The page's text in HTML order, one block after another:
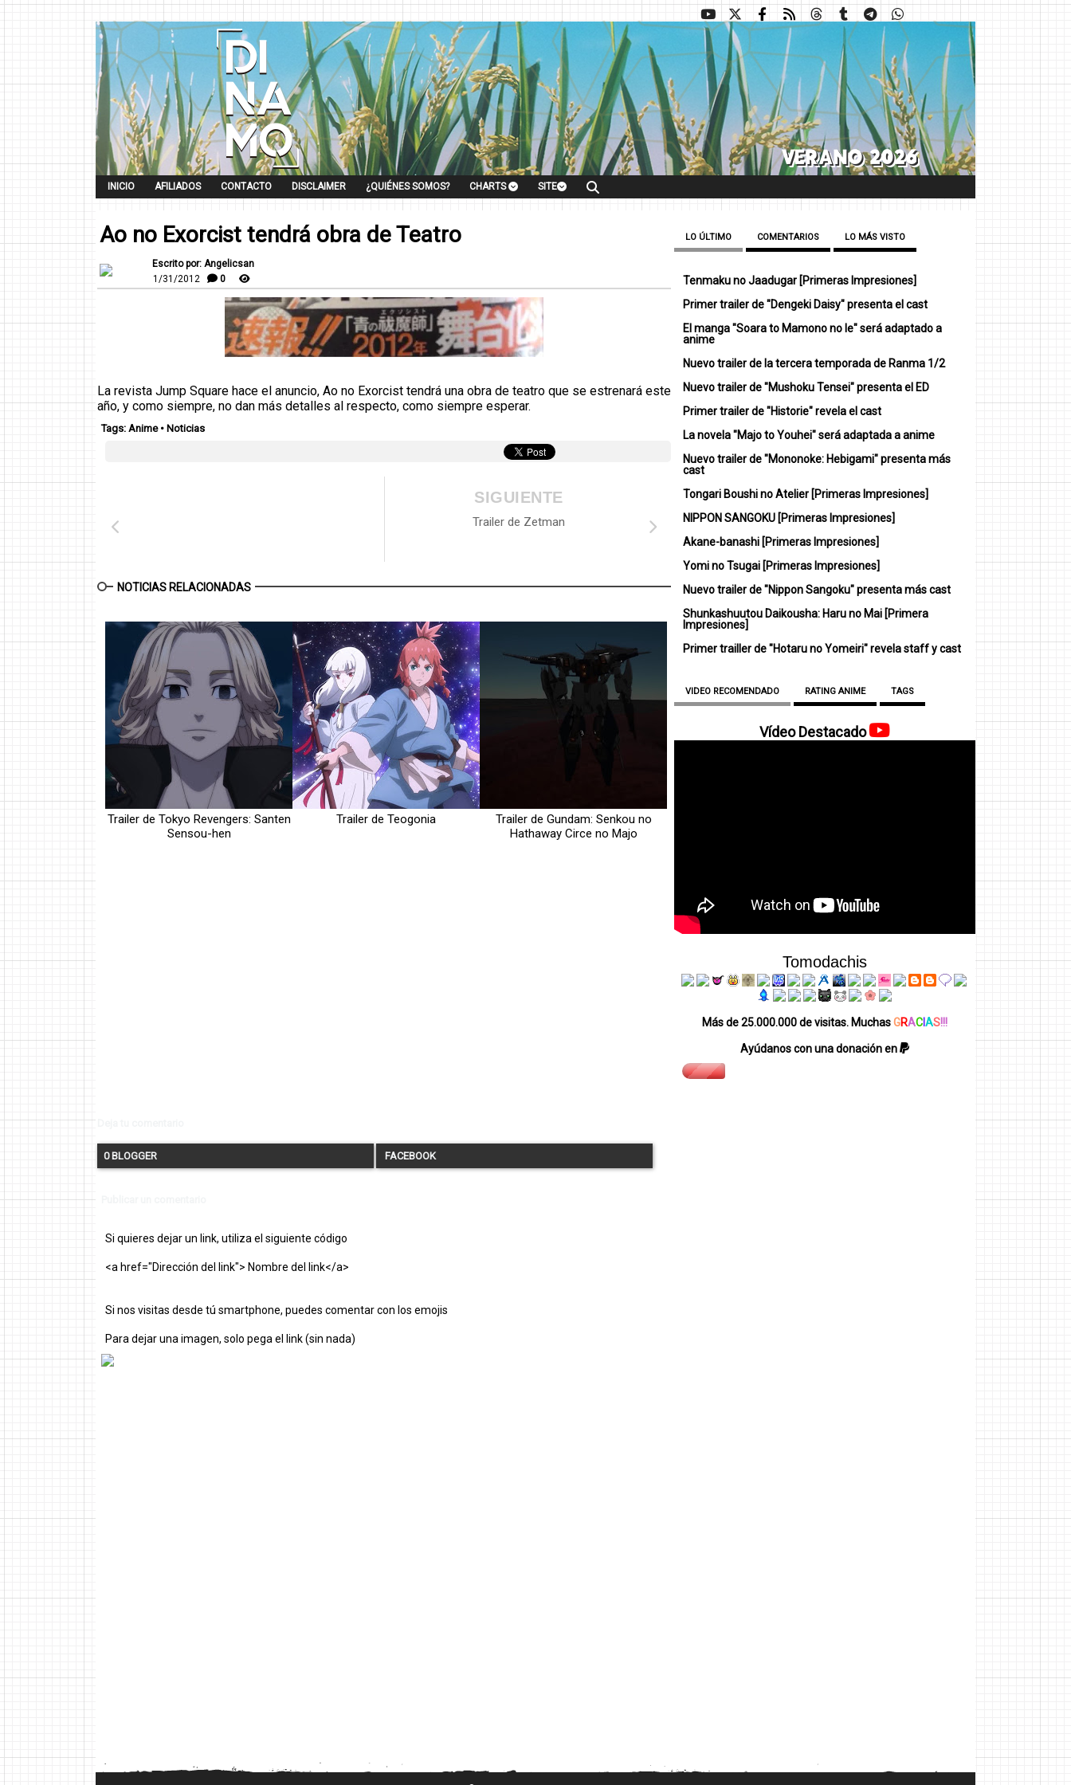
INICIO AFILIADOS CONTACTO DISCLAIMER ¿QUIÉNES SOMOS? CHARTS SITE
Ao no Exorcist tendrá obra de Teatro
Escrito por: Angelicsan
1/31/2012
0
La revista Jump Square hace el anuncio, Ao no Exorcist tendrá una obra de teatro que se estrenará este
año, y como siempre, no dan más detalles al respecto, como siempre esperar.
Tags: Anime• Noticias
SIGUIENTE
Trailer de Zetman
NOTICIAS RELACIONADAS
Trailer de Tokyo Revengers: Santen
Sensou-hen
Trailer de Teogonia
Trailer de Gundam: Senkou no
Hathaway Circe no Majo
0 BLOGGER FACEBOOK
Si quieres dejar un link, utiliza el siguiente código
<a href="Dirección del link"> Nombre del link</a>
Si nos visitas desde tú smartphone, puedes comentar con los emojis
Para dejar una imagen, solo pega el link (sin nada)
LO ÚLTIMO COMENTARIOS LO MÁS VISTO
Tenmaku no Jaadugar [Primeras Impresiones]
Primer trailer de "Dengeki Daisy" presenta el cast
El manga "Soara to Mamono no Ie" será adaptado a
anime
Nuevo trailer de la tercera temporada de Ranma 1/2
Nuevo trailer de "Mushoku Tensei" presenta el ED
Primer trailer de "Historie" revela el cast
La novela "Majo to Youhei" será adaptada a anime
Nuevo trailer de "Mononoke: Hebigami" presenta más
cast
Tongari Boushi no Atelier [Primeras Impresiones]
NIPPON SANGOKU [Primeras Impresiones]
Akane-banashi [Primeras Impresiones]
Yomi no Tsugai [Primeras Impresiones]
Nuevo trailer de "Nippon Sangoku" presenta más cast
Shunkashuutou Daikousha: Haru no Mai [Primera
Impresiones]
Primer trailler de "Hotaru no Yomeiri" revela staff y cast
VIDEO RECOMENDADO RATING ANIME TAGS
Vídeo Destacado
Tomodachis
Más de 25.000.000 de visitas. MuchasGRACAS!!!
Ayúdanos con una donación en